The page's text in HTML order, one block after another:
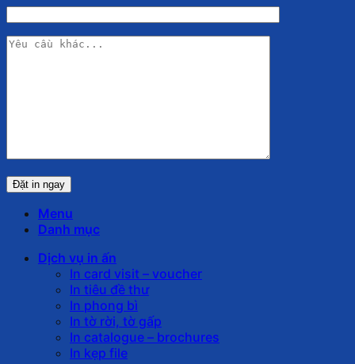
Menu
Danh mục
Dịch vụ in ấn
In card visit – voucher
In tiêu đề thư
In phong bì
In tờ rời, tờ gấp
In catalogue – brochures
In kẹp file